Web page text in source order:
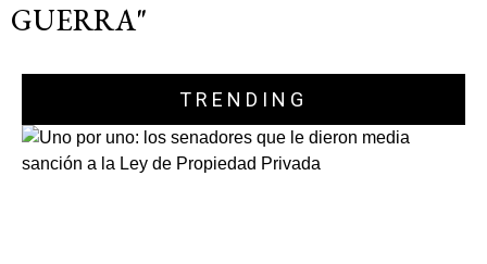
GUERRA"
TRENDING